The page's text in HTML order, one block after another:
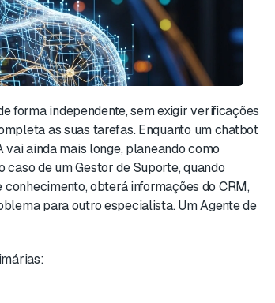
forma independente, sem exigir verificações
as suas tarefas. Enquanto um chatbot
ainda mais longe, planeando como
de um Gestor de Suporte, quando
obterá informações do CRM,
para outro especialista. Um Agente de